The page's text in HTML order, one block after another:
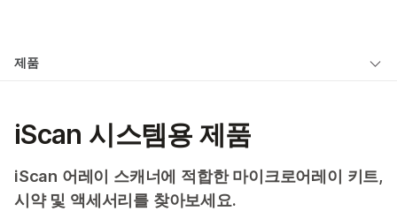
솔루션
지원
제품
유형별
관심 영역별
기기 호환성별
iScan 시스템용 제품
iScan 어레이 스캐너에 적합한 마이크로어레이 키트,
시약 및 액세서리를 찾아보세요.
보다 관련성이 높은 콘텐츠를 확인하실 수
미생물학 연구
복합 질환 연구
생식 보건 연구
연구